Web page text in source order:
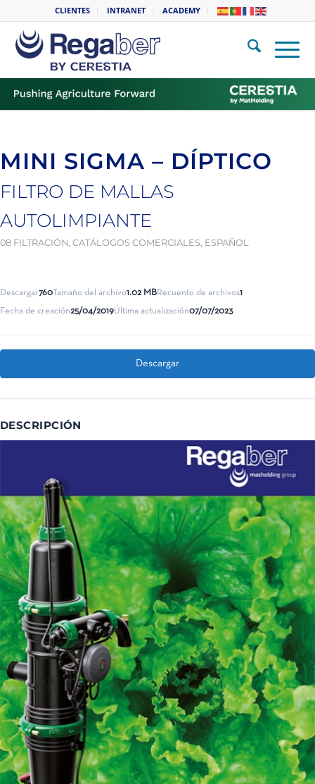
CLIENTES INTRANET ACADEMY
MINI SIGMA – DÍPTICO
FILTRO DE MALLAS
AUTOLIMPIANTE
08 FILTRACIÓN, CATÁLOGOS COMERCIALES, ESPAÑOL
Descargar760 Tamaño del archivo1.02 MBRecuento de archivos1
Fecha de creación25/04/2019Última actualización07/07/2023
Descargar
DESCRIPCIÓN